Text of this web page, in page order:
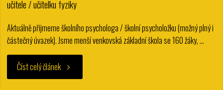
učitele / učitelku fyziky
Aktuálně přijmeme školního psychologa / školní psycholožku (možný plný i
částečný úvazek). Jsme menší venkovská základní škola se 160 žáky, …
Číst celý článek"Do